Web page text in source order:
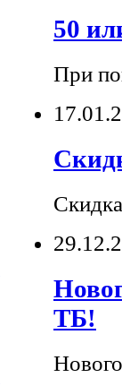
50
При
ТБ!